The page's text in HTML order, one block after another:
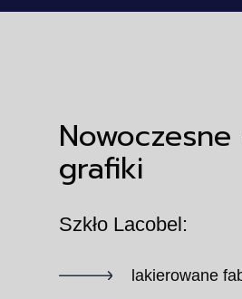
grafiki
Szkło Lacobel:
lakierowane